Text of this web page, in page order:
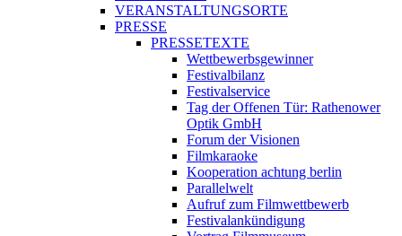
VERANSTALTUNGSORTE
PRESSE
PRESSETEXTE
Wettbewerbsgewinner
Festivalbilanz
Festivalservice
Tag der Offenen Tür: Rathenower
Optik GmbH
Forum der Visionen
Filmkaraoke
Kooperation achtung berlin
Parallelwelt
Aufruf zum Filmwettbewerb
Festivalankündigung